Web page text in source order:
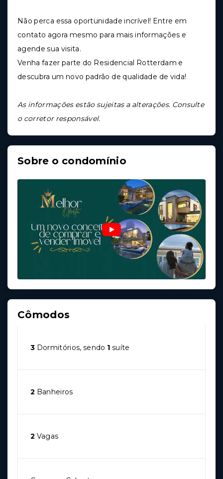
Não perca essa oportunidade incrível! Entre em
contato agora mesmo para mais informações e
agende sua visita.
Venha fazer parte do Residencial Rotterdam e
descubra um novo padrão de qualidade de vida!
As informações estão sujeitas a alterações. Consulte
o corretor responsável.
Sobre o condomínio
Cômodos
3 Dormitórios, sendo 1 suíte
2 Banheiros
2 Vagas